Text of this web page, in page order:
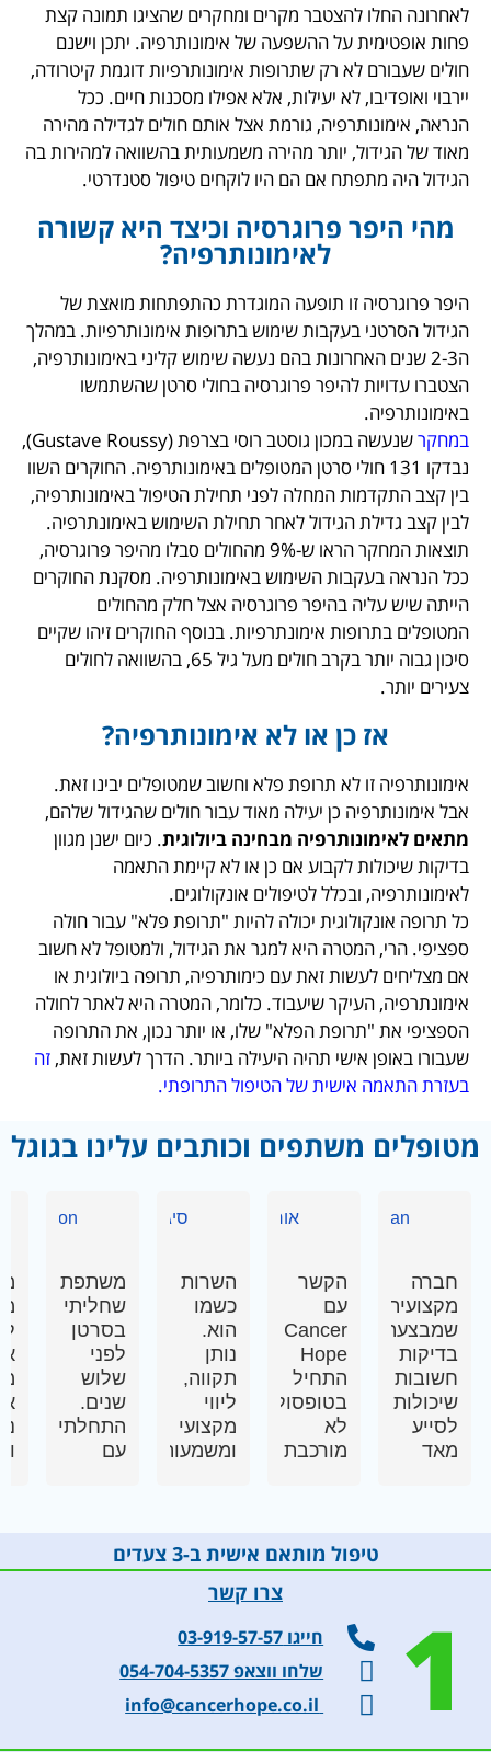
לאחרונה החלו להצטבר מקרים ומחקרים שהציגו תמונה קצת
פחות אופטימית על ההשפעה של אימונותרפיה. יתכן וישנם
חולים שעבורם לא רק שתרופות אימונותרפיות דוגמת קיטרודה,
יירבוי ואופדיבו, לא יעילות, אלא אפילו מסכנות חיים. ככל
הנראה, אימונותרפיה, גורמת אצל אותם חולים לגדילה מהירה
מאוד של הגידול, יותר מהירה משמעותית בהשוואה למהירות בה
הגידול היה מתפתח אם הם היו לוקחים טיפול סטנדרטי.
מהי היפר פרוגרסיה וכיצד היא קשורה
לאימונותרפיה?
היפר פרוגרסיה זו תופעה המוגדרת כהתפתחות מואצת של
הגידול הסרטני בעקבות שימוש בתרופות אימונותרפיות. במהלך
ה2-3 שנים האחרונות בהם נעשה שימוש קליני באימונותרפיה,
הצטברו עדויות להיפר פרוגרסיה בחולי סרטן שהשתמשו
באימונותרפיה.
במחקר
שנעשה במכון גוסטב רוסי בצרפת (Gustave Roussy),
נבדקו 131 חולי סרטן המטופלים באימונותרפיה. החוקרים השוו
בין קצב התקדמות המחלה לפני תחילת הטיפול באימונותרפיה,
לבין קצב גדילת הגידול לאחר תחילת השימוש באימונתרפיה.
תוצאות המחקר הראו ש-9% מהחולים סבלו מהיפר פרוגרסיה,
ככל הנראה בעקבות השימוש באימונותרפיה. מסקנת החוקרים
הייתה שיש עליה בהיפר פרוגרסיה אצל חלק מהחולים
המטופלים בתרופות אימונתרפיות. בנוסף החוקרים זיהו שקיים
סיכון גבוה יותר בקרב חולים מעל גיל 65, בהשוואה לחולים
צעירים יותר.
אז כן או לא אימונותרפיה?
אימונותרפיה זו לא תרופת פלא וחשוב שמטופלים יבינו זאת.
אבל אימונותרפיה כן יעילה מאוד עבור חולים שהגידול שלהם,
מתאים לאימונותרפיה מבחינה ביולוגית. כיום ישנן מגוון
בדיקות שיכולות לקבוע אם כן או לא קיימת התאמה
לאימונותרפיה, ובכלל לטיפולים אונקולוגים.
כל תרופה אונקולוגית יכולה להיות "תרופת פלא" עבור חולה
ספציפי. הרי, המטרה היא למגר את הגידול, ולמטופל לא חשוב
אם מצליחים לעשות זאת עם כימותרפיה, תרופה ביולוגית או
אימונתרפיה, העיקר שיעבוד. כלומר, המטרה היא לאתר לחולה
הספציפי את "תרופת הפלא" שלו, או יותר נכון, את התרופה
שעבורו באופן אישי תהיה היעילה ביותר. הדרך לעשות זאת,זה
בעזרת התאמה אישית של הטיפול התרופתי.
מטופלים משתפים וכותבים עלינו בגוגל
Shimrit Kan
חברה
מקצועית
שמבצעת
בדיקות
חשובות
שיכולות
לסייע
מאד
הטיפול
ואישי,
ויותר
מכך,ממשיכה
גם
אורנה דפנאי
הקשר
עם
Cancer
Hope
התחיל
בטופסולוגיה
לא
מורכבת
ונקבעה
פגישה
עם
אחות
ללקיחת
האחות
סיגל בקשי
השרות
כשמו
הוא.
נותן
תקווה,
ליווי
מקצועי
ומשמעותי
צורך
בחשיבה
מותאמת
ובשיתוף
עם
המטפל.
משתפת
שחליתי
בסרטן
לפני
שלוש
שנים.
התחלתי
עם
מעקב
קבוע כל
מספר
הסרטנים
טיפול מותאם אישית ב-3 צעדים
צרו קשר
1
חייגו 03-919-57-57
שלחו ווצאפ 054-704-5357